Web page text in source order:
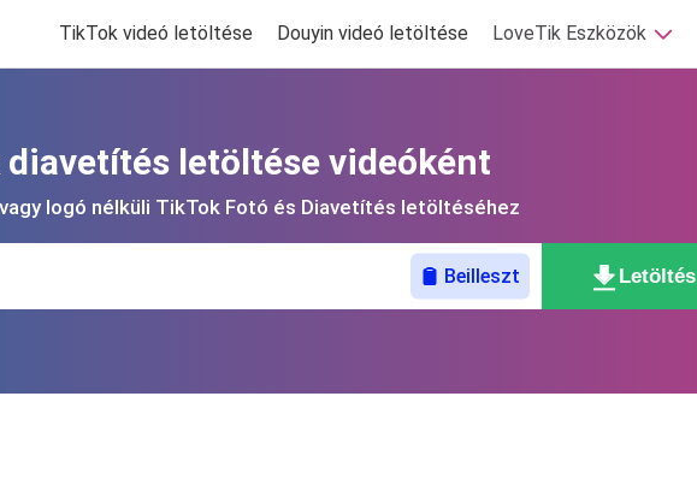
TikTok videó letöltése Douyin videó letöltése LoveTik Eszközök
diavetítés letöltése videóként
logó nélküli TikTok Fotó és Diavetítés letöltéséhez
Beilleszt Letöltés